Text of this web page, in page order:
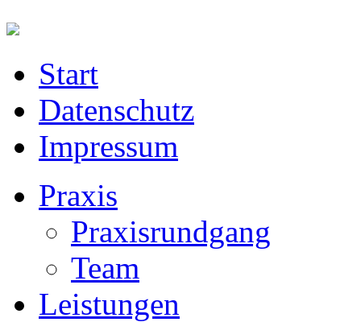
Start
Datenschutz
Impressum
Praxis
Praxisrundgang
Team
Leistungen